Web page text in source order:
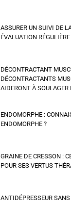
ASSURER UN SUIVI DE
ÉVALUATION
DÉCONTRACTANT
DÉCONTRACTANTS
AIDERONT À SOULAGER
ENDOMORPHE :
ENDOMORPHE ?
GRAINE DE CRESSON :
POUR SES VERTUS
ANTIDÉPRESSEUR